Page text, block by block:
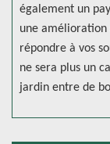
également un
une
répondre à vos
ne sera plus un
jardin entre de